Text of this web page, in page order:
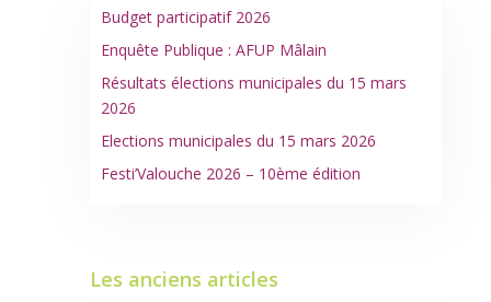
Budget participatif 2026
Enquête Publique : AFUP Mâlain
Résultats élections municipales du 15 mars
2026
Elections municipales du 15 mars 2026
Festi’Valouche 2026 – 10ème édition
Les anciens articles